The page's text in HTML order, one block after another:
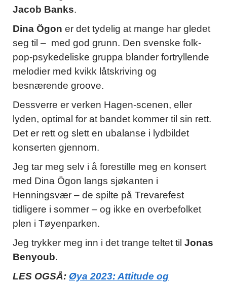
Jacob Banks.
Dina Ögon er det tydelig at mange har gledet
seg til – med god grunn. Den svenske folk-
pop-psykedeliske gruppa blander fortryllende
melodier med kvikk låtskriving og
besnærende groove.
Dessverre er verken Hagen-scenen, eller
lyden, optimal for at bandet kommer til sin rett.
Det er rett og slett en ubalanse i lydbildet
konserten gjennom.
Jeg tar meg selv i å forestille meg en konsert
med Dina Ögon langs sjøkanten i
Henningsvær – de spilte på Trevarefest
tidligere i sommer – og ikke en overbefolket
plen i Tøyenparken.
Jeg trykker meg inn i det trange teltet til Jonas
Benyoub.
LES OGSÅ: Øya 2023: Attitude og